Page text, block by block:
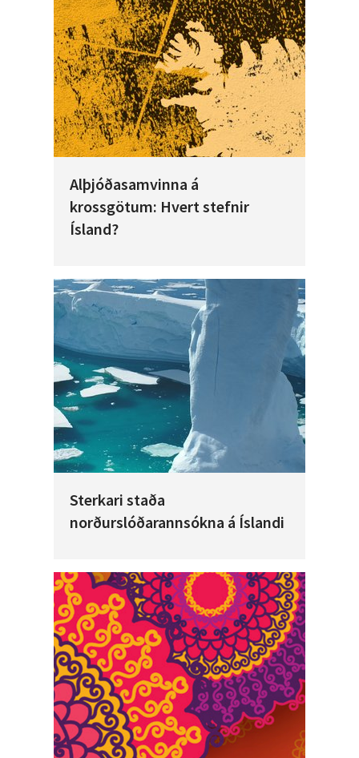
Alþjóðasamvinna á
krossgötum: Hvert stefnir
Ísland?
Sterkari staða
norðurslóðarannsókna á Íslandi